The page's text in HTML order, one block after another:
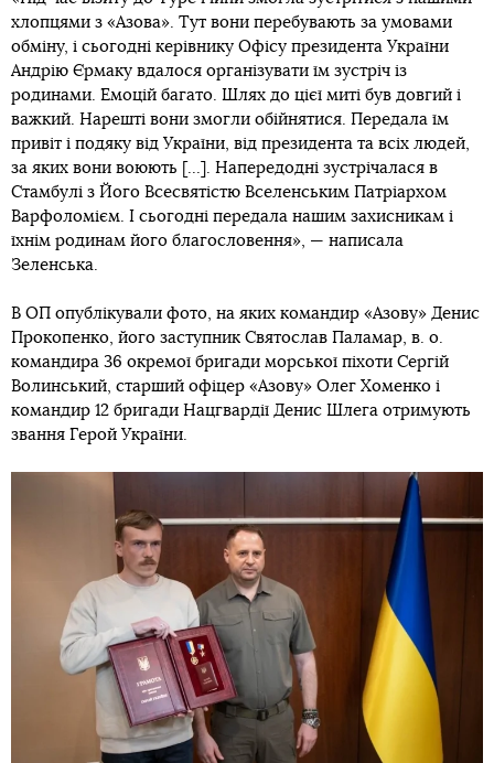
хлопцями з «Азова». Тут вони перебувають за умовами
обміну, і сьогодні керівнику Офісу президента України
Андрію Єрмаку вдалося організувати їм зустріч із
родинами. Емоцій багато. Шлях до цієї миті був довгий і
важкий. Нарешті вони змогли обійнятися. Передала їм
привіт і подяку від України, від президента та всіх людей,
за яких вони воюють [...]. Напередодні зустрічалася в
Стамбулі з Його Всесвятістю Вселенським Патріархом
Варфоломієм. І сьогодні передала нашим захисникам і
їхнім родинам його благословення», — написала
Зеленська.
В ОП опублікували фото, на яких командир «Азову» Денис
Прокопенко, його заступник Святослав Паламар, в. о.
командира 36 окремої бригади морської піхоти Сергій
Волинський, старший офіцер «Азову» Олег Хоменко і
командир 12 бригади Нацгвардії Денис Шлега отримують
звання Герой України.